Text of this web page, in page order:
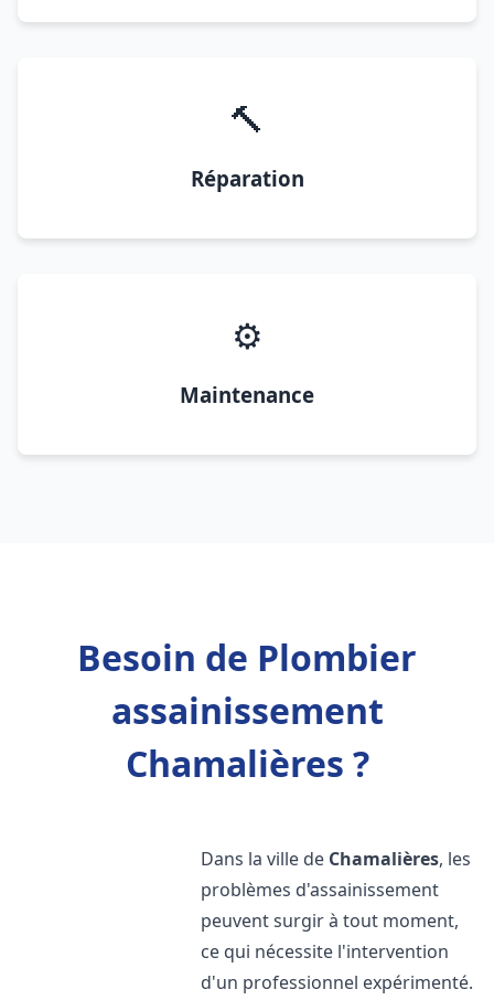
🔨
Réparation
⚙️
Maintenance
Besoin de Plombier
assainissement
Chamalières ?
Dans la ville de Chamalières, les
problèmes d'assainissement
peuvent surgir à tout moment,
ce qui nécessite l'intervention
d'un professionnel expérimenté.